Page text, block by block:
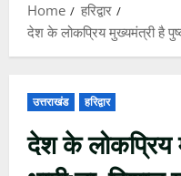
Home
हरिद्वार
देश के लोकप्रिय मुख्यमंत्री है
उत्तराखंड हरिद्वार
देश के लोकप्रिय